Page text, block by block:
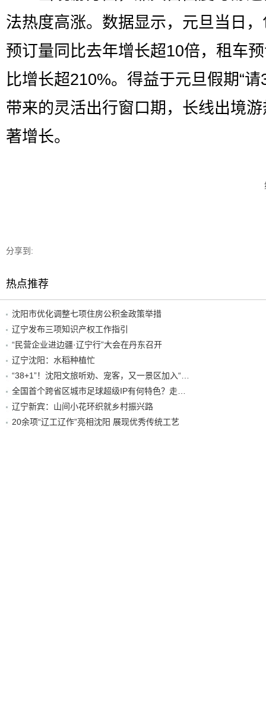
法热度高涨。数据显示，元旦当日
预订量同比去年增长超10倍，租车
比增长超210%。得益于元旦假期“请
带来的灵活出行窗口期，长线出境
著增长。
分享到:
热点推荐
沈阳市优化调整七项住房公积金政策举措
辽宁发布三项知识产权工作指引
“民营企业进边疆·辽宁行”大会在丹东召开
辽宁沈阳：水稻种植忙
辽宁新宾：山间小花环织就乡村振兴路
20余项“辽工辽作”亮相沈阳 展现优秀传统工艺